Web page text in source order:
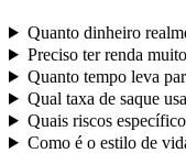
Quanto dinheiro
Preciso ter renda
Quanto tempo leva
Qual taxa de saque
Quais riscos
Como é o estilo de